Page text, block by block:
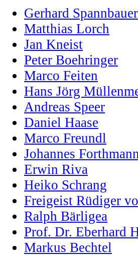
Gerhard Spannbauer
Matthias Lorch
Jan Kneist
Peter Boehringer
Marco Feiten
Hans Jörg
Andreas Speer
Daniel Haase
Marco Freundl
Johannes
Erwin Riva
Heiko Schrang
Freigeist Rüdiger
Ralph Bärligea
Prof. Dr. Eberhard
Markus Bechtel